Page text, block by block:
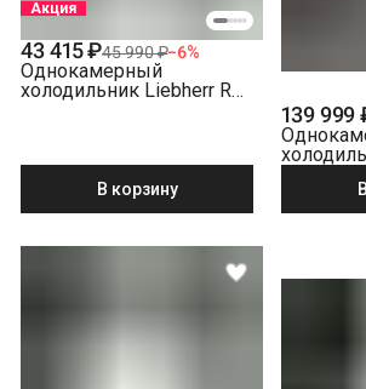
Акция
43 415 ₽45 990 ₽−6%
Однокамерный
холодильник Liebherr Re
В корзину
139 999